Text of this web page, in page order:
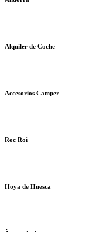
Alquiler de Coche
Accesorios Camper
Roc Roi
Hoya de Huesca